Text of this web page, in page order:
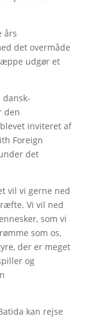
års
det overmåde
udgør et
den
inviteret af
Foreign
det
vil vi gerne ned
Vi vil ned
som vi
som os,
der er meget
og
kan rejse